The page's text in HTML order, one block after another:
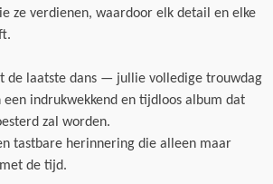
ze verdienen, waardoor elk detail en elke
de laatste dans — jullie volledige trouwdag
indrukwekkend en tijdloos album dat
zal worden.
tastbare herinnering die alleen maar
de tijd.